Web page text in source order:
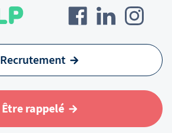
Recrutement
Être rappelé